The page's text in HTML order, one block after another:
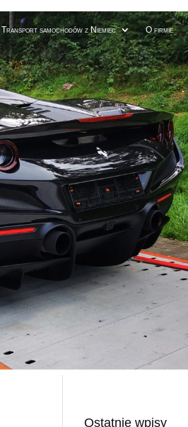
Transport samochodów z Niemiec O firmie
Ostatnie wpisy